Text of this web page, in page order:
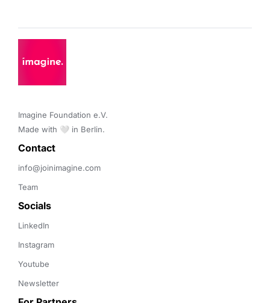
Imagine Foundation e.V.
Made with 🤍 in Berlin.
Contact
info@joinimagine.com
Team
Socials
LinkedIn
Instagram
Youtube
Newsletter